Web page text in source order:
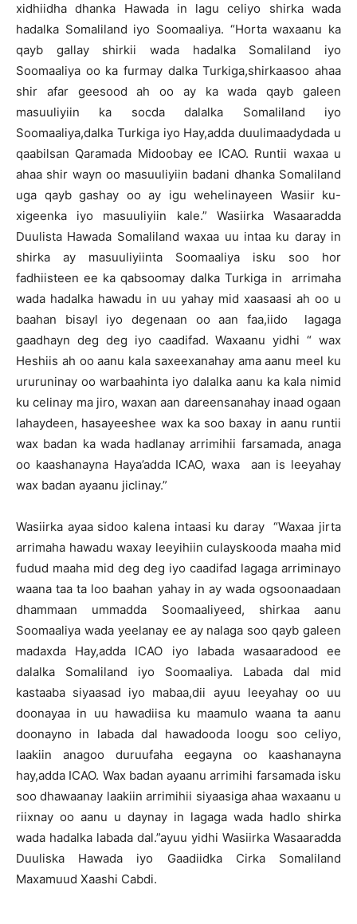
xidhiidha dhanka Hawada in lagu celiyo shirka wada
hadalka Somaliland iyo Soomaaliya. “Horta waxaanu ka
qayb gallay shirkii wada hadalka Somaliland iyo
Soomaaliya oo ka furmay dalka Turkiga,shirkaasoo ahaa
shir afar geesood ah oo ay ka wada qayb galeen
masuuliyiin ka socda dalalka Somaliland iyo
Soomaaliya,dalka Turkiga iyo Hay,adda duulimaadydada u
qaabilsan Qaramada Midoobay ee ICAO. Runtii waxaa u
ahaa shir wayn oo masuuliyiin badani dhanka Somaliland
uga qayb gashay oo ay igu wehelinayeen Wasiir ku-
xigeenka iyo masuuliyiin kale.” Wasiirka Wasaaradda
Duulista Hawada Somaliland waxaa uu intaa ku daray in
shirka ay masuuliyiinta Soomaaliya isku soo hor
fadhiisteen ee ka qabsoomay dalka Turkiga in arrimaha
wada hadalka hawadu in uu yahay mid xaasaasi ah oo u
baahan bisayl iyo degenaan oo aan faa,iido lagaga
gaadhayn deg deg iyo caadifad. Waxaanu yidhi “ wax
Heshiis ah oo aanu kala saxeexanahay ama aanu meel ku
ururuninay oo warbaahinta iyo dalalka aanu ka kala nimid
ku celinay ma jiro, waxan aan dareensanahay inaad ogaan
lahaydeen, hasayeeshee wax ka soo baxay in aanu runtii
wax badan ka wada hadlanay arrimihii farsamada, anaga
oo kaashanayna Haya’adda ICAO, waxa aan is leeyahay
wax badan ayaanu jiclinay.”
Wasiirka ayaa sidoo kalena intaasi ku daray “Waxaa jirta
arrimaha hawadu waxay leeyihiin culayskooda maaha mid
fudud maaha mid deg deg iyo caadifad lagaga arriminayo
waana taa ta loo baahan yahay in ay wada ogsoonaadaan
dhammaan ummadda Soomaaliyeed, shirkaa aanu
Soomaaliya wada yeelanay ee ay nalaga soo qayb galeen
madaxda Hay,adda ICAO iyo labada wasaaradood ee
dalalka Somaliland iyo Soomaaliya. Labada dal mid
kastaaba siyaasad iyo mabaa,dii ayuu leeyahay oo uu
doonayaa in uu hawadiisa ku maamulo waana ta aanu
doonayno in labada dal hawadooda loogu soo celiyo,
laakiin anagoo duruufaha eegayna oo kaashanayna
hay,adda ICAO. Wax badan ayaanu arrimihi farsamada isku
soo dhawaanay laakiin arrimihii siyaasiga ahaa waxaanu u
riixnay oo aanu u daynay in lagaga wada hadlo shirka
wada hadalka labada dal.”ayuu yidhi Wasiirka Wasaaradda
Duuliska Hawada iyo Gaadiidka Cirka Somaliland
Maxamuud Xaashi Cabdi.